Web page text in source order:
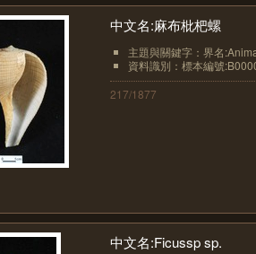
中文名:麻布枇杷螺
主題與關鍵字：界名
資料識別：標本編號
217/1877
中文名:Ficussp sp.